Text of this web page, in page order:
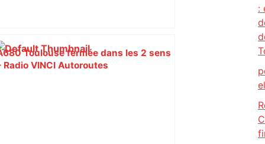
Toulouse fermée dans les 2 sens
Radio VINCI Autoroutes
: